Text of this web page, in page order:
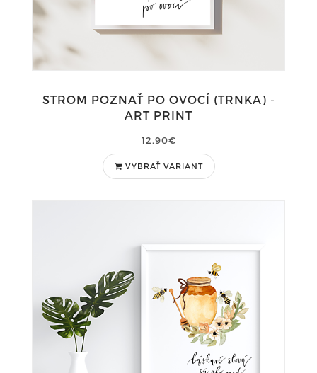
STROM POZNAŤ PO OVOCÍ (TRNKA) -
ART PRINT
12,90€
VYBRAŤ VARIANT